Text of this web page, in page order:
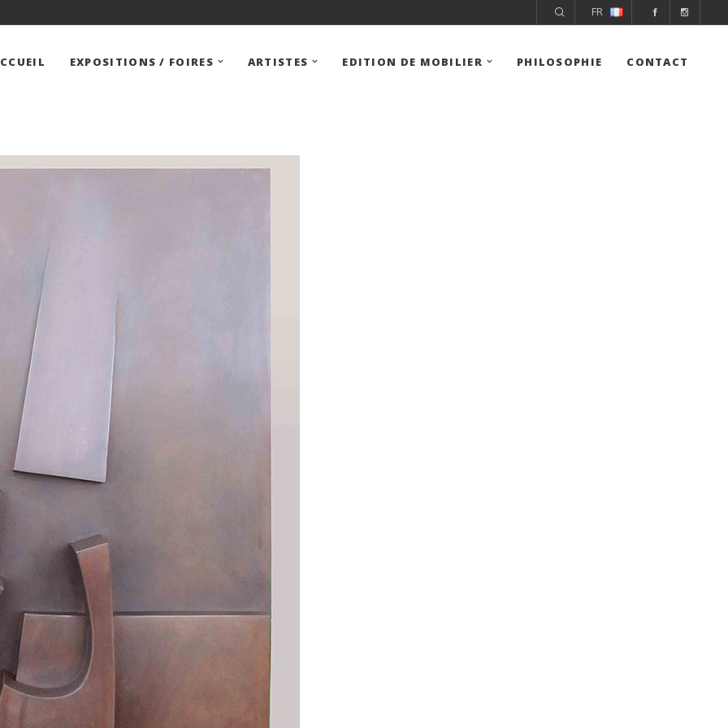
FR
EXPOSITIONS / FOIRES ARTISTES EDITION DE MOBILIER PHILOSOPHIE CONTACT